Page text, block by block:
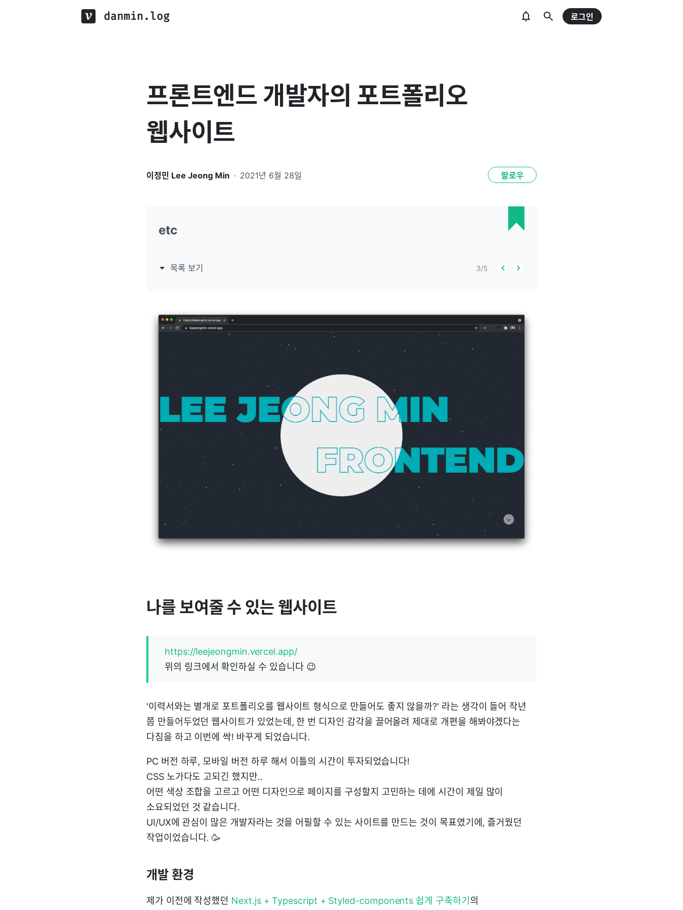
danmin.log 로그인
프론트엔드 개발자의 포트폴리오
웹사이트
이정민 Lee Jeong Min · 2021년 6월 28일 팔로우
etc
목록 보기 3/5
나를 보여줄 수 있는 웹사이트
https://leejeongmin.vercel.app/
위의 링크에서 확인하실 수 있습니다 😉
'이력서와는 별개로 포트폴리오를 웹사이트 형식으로 만들어도 좋지 않을까?' 라는 생각이 들어 작년
쯤 만들어두었던 웹사이트가 있었는데, 한 번 디자인 감각을 끌어올려 제대로 개편을 해봐야겠다는
다짐을 하고 이번에 싹! 바꾸게 되었습니다.
PC 버전 하루, 모바일 버전 하루 해서 이틀의 시간이 투자되었습니다!
CSS 노가다도 고되긴 했지만..
어떤 색상 조합을 고르고 어떤 디자인으로 페이지를 구성할지 고민하는 데에 시간이 제일 많이
소요되었던 것 같습니다.
UI/UX에 관심이 많은 개발자라는 것을 어필할 수 있는 사이트를 만드는 것이 목표였기에, 즐거웠던
작업이었습니다. 🥳
개발 환경
제가 이전에 작성했던 Next.js + Typescript + Styled-components 쉽게 구축하기 의